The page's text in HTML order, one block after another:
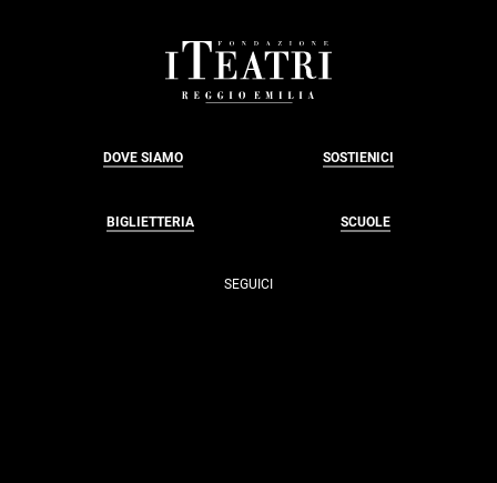
DOVE SIAMO SOSTIENICI
BIGLIETTERIA SCUOLE
SEGUICI